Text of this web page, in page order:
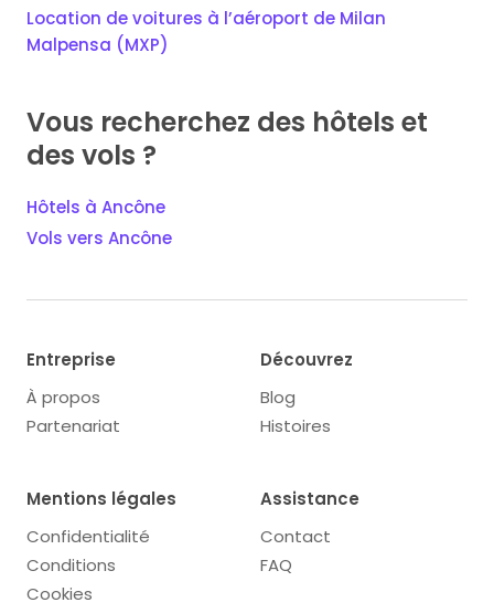
Location de voitures à l’aéroport de Milan
Malpensa (MXP)
Vous recherchez des hôtels et
des vols ?
Hôtels à Ancône
Vols vers Ancône
Entreprise
À propos
Partenariat
Découvrez
Blog
Histoires
Mentions légales
Confidentialité
Conditions
Cookies
Assistance
Contact
FAQ